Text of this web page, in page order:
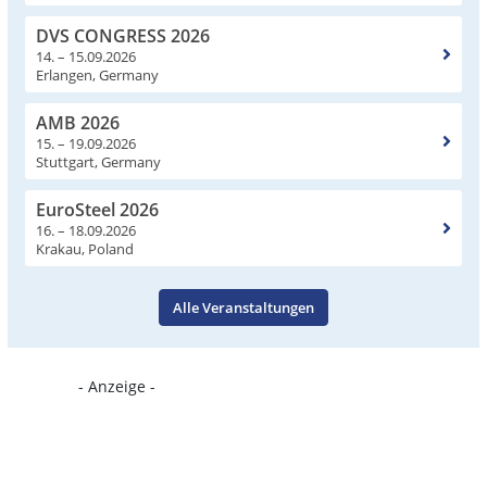
DVS CONGRESS 2026
14. – 15.09.2026
Erlangen, Germany
AMB 2026
15. – 19.09.2026
Stuttgart, Germany
EuroSteel 2026
16. – 18.09.2026
Krakau, Poland
Alle Veranstaltungen
- Anzeige -